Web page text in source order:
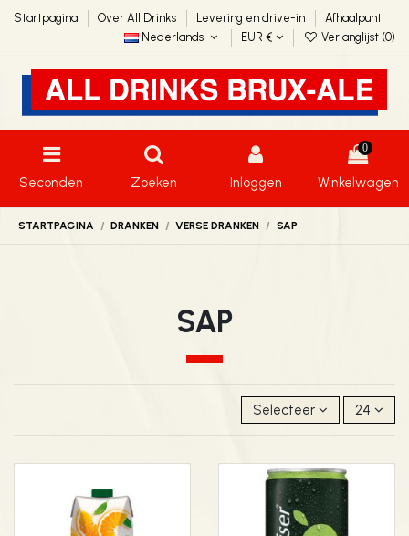
Startpagina Over All Drinks Levering en drive-in
Afhaalpunt
Nederlands
EUR € Verlanglijst (0)
Seconden Zoeken Inloggen
0
Winkelwagen
STARTPAGINA DRANKEN VERSE DRANKEN SAP
SAP
Selecteer 24